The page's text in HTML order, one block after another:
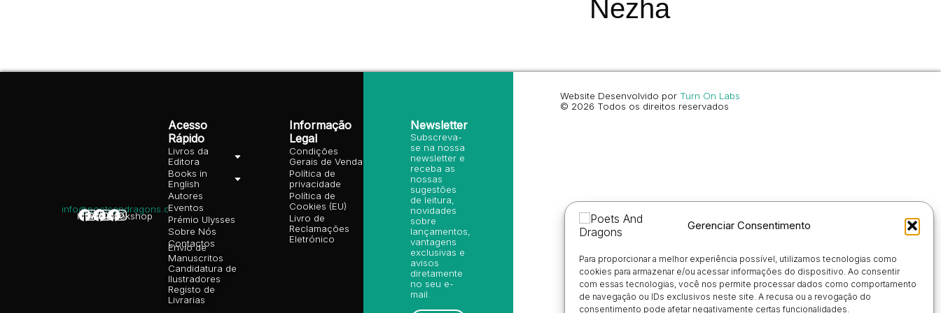
Gerenciar Consentimento
Para proporcionar a melhor experiência possível, utilizamos tecnologias como
cookies para armazenar e/ou acessar informações do dispositivo. Ao consentir
com essas tecnologias, você nos permite processar dados como comportamento
de navegação ou IDs exclusivos neste site. A recusa ou a revogação do
consentimento pode afetar negativamente certas funcionalidades.
Nezha
info@poetsandragons.com
InfantilAdultoBookshop
Acesso
Rápido
Livros da
Editora
Books in
English
Autores
Eventos
Prémio Ulysses
Sobre Nós
Contactos
Envio de
Manuscritos
Candidatura de
Ilustradores
Registo de
Livrarias
Informação
Legal
Condições
Gerais de Venda
Política de
privacidade
Política de
Cookies (EU)
Livro de
Reclamações
Eletrónico
Newsletter
Subscreva-
se na nossa
newsletter e
receba as
nossas
sugestões
de leitura,
novidades
sobre
lançamentos,
vantagens
exclusivas e
avisos
diretamente
no seu e-
mail.
Website Desenvolvido por Turn On Labs
© 2026 Todos os direitos reservados